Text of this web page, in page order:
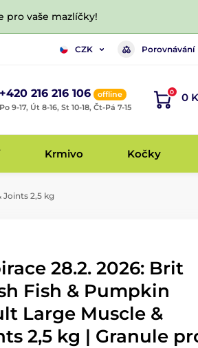
pro vaše mazlíčky!
CZK Porovnávání
+420 216 216 106
offline
Po 9-17, Út 8-16, St 10-18, Čt-Pá 7-15
0 0
Krmivo Kočky
Joints 2,5 kg
28.2. 2026: Brit
Fish & Pumpkin
Large Muscle &
2,5 kg | Granule